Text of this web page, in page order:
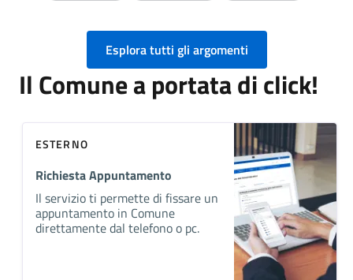
Esplora tutti gli argomenti
Il Comune a portata di click!
ESTERNO
Richiesta Appuntamento
Il servizio ti permette di fissare un
appuntamento in Comune
direttamente dal telefono o pc.